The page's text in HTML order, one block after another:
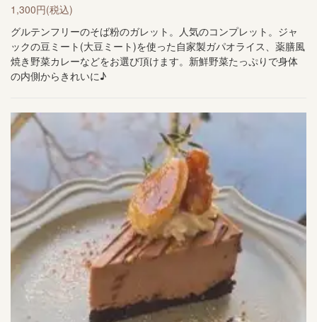
Teapresso&slowfood Cafe Audrey（カフェ オー
ドリー）
空席確認・予約する
1,300円(税込)
グルテンフリーのそば粉のガレット。人気のコンプレット。ジャ
ックの豆ミート(大豆ミート)を使った自家製ガパオライス、薬膳風
焼き野菜カレーなどをお選び頂けます。新鮮野菜たっぷりで身体
の内側からきれいに♪